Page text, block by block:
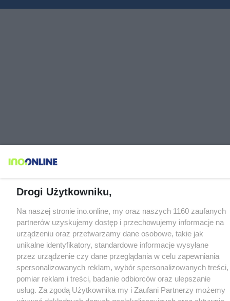
Drogi Użytkowniku,
Na naszej stronie ino.online, my oraz naszych 1160 zaufanych
partnerów uzyskujemy dostęp i przechowujemy informacje na
urządzeniu oraz przetwarzamy dane osobowe, takie jak
unikalne identyfikatory, standardowe informacje wysyłane
przez urządzenie czy dane przeglądania w celu zapewniania
spersonalizowanych reklam, wybór spersonalizowanych treści,
pomiar reklam i treści, badanie odbiorców oraz ulepszanie
usług. Za zgodą Użytkownika my i Zaufani Partnerzy możemy